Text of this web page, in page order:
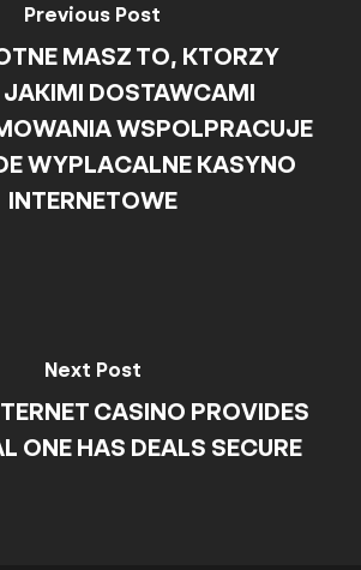
Previous Post
MASZ TO, KTORZY
DOSTAWCAMI
WSPOLPRACUJE
WYPLACALNE KASYNO
INTERNETOWE
Next Post
CASINO PROVIDES
ONE HAS DEALS SECURE